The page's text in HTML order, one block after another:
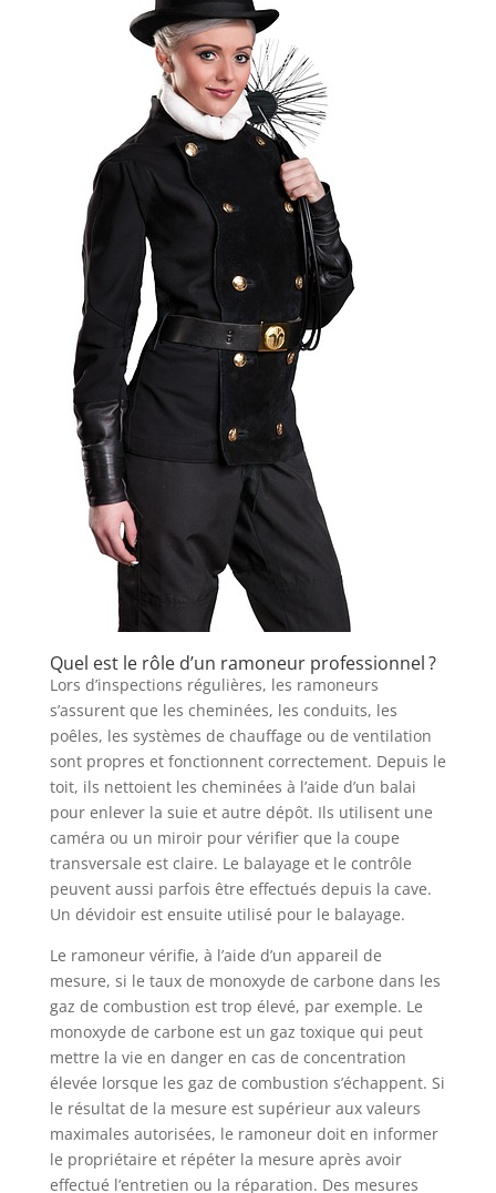
Quel est le rôle d’un ramoneur professionnel ?
Lors d’inspections régulières, les ramoneurs
s’assurent que les cheminées, les conduits, les
poêles, les systèmes de chauffage ou de ventilation
sont propres et fonctionnent correctement. Depuis le
toit, ils nettoient les cheminées à l’aide d’un balai
pour enlever la suie et autre dépôt. Ils utilisent une
caméra ou un miroir pour vérifier que la coupe
transversale est claire. Le balayage et le contrôle
peuvent aussi parfois être effectués depuis la cave.
Un dévidoir est ensuite utilisé pour le balayage.
Le ramoneur vérifie, à l’aide d’un appareil de
mesure, si le taux de monoxyde de carbone dans les
gaz de combustion est trop élevé, par exemple. Le
monoxyde de carbone est un gaz toxique qui peut
mettre la vie en danger en cas de concentration
élevée lorsque les gaz de combustion s’échappent. Si
le résultat de la mesure est supérieur aux valeurs
maximales autorisées, le ramoneur doit en informer
le propriétaire et répéter la mesure après avoir
effectué l’entretien ou la réparation. Des mesures